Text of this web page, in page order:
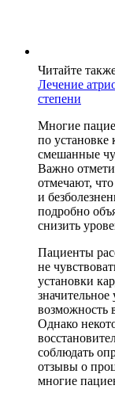
Читайте
Лечение
степени
Многие
по установке
смешанные
Важно
отмечают,
и
подробно
снизить
Пациенты
не
установки
возможность
Однако
соблюдать
отзывы о
многие